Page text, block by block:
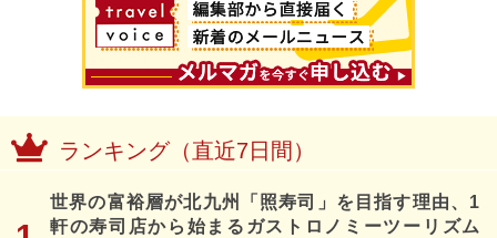
ランキング（直近7日間）
世界の富裕層が北九州「照寿司」を目指す理由、1
軒の寿司店から始まるガストロノミーツーリズム